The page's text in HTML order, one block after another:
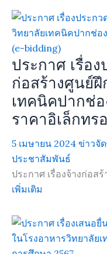
ประกาศ เรื่อ
ก่อสร้างศูนย์
เทคนิคปากช่
ราคาอิเล็กทร
5 เมษายน 2024 ข่าวจั
ประชาสัมพันธ์
ประกาศ เรื่องจ้างก่อส
เพิ่มเติม